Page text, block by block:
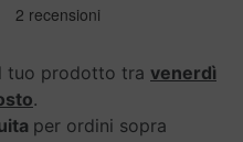
tuo prodotto tra venerdì
.
per ordini sopra